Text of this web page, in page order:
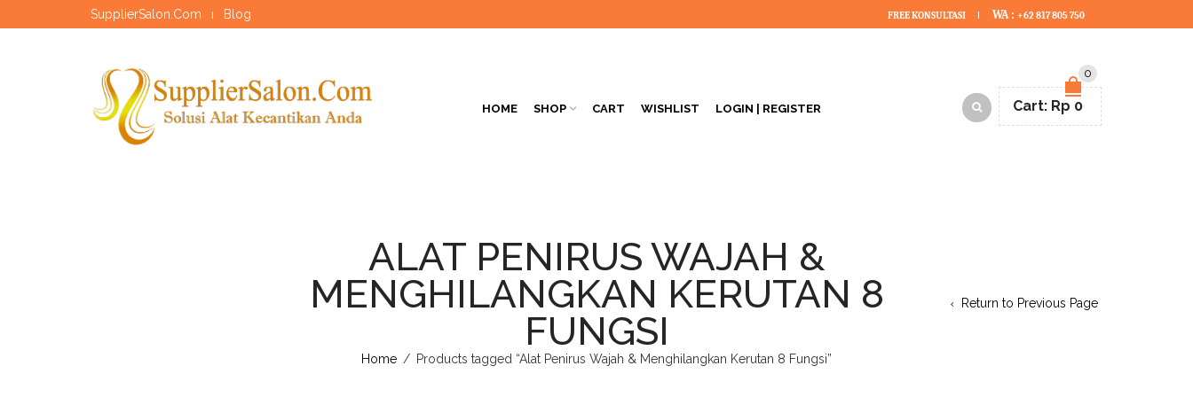
SupplierSalon.Com Blog FREE KONSULTASI WA : +62 817 805 750
HOME SHOP CART WISHLIST LOGIN | REGISTER
0
Cart: Rp 0
ALAT PENIRUS WAJAH &
MENGHILANGKAN KERUTAN 8
FUNGSI
Home / Products tagged “Alat Penirus Wajah & Menghilangkan Kerutan 8 Fungsi”
Return to Previous Page